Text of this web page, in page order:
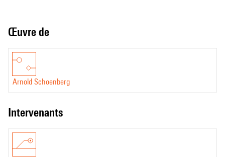
Œuvre de
Arnold Schoenberg
intervenants